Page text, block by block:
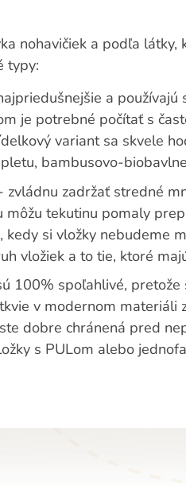
nohavičiek a podľa
typy:
a
je potrebné počítať s
variant sa skvele
bambusovo-
zvládnu zadržať stredné
môžu tekutinu pomaly
kedy si vložky nebudeme
vložiek a to tie, ktoré
100% spoľahlivé,
v modernom materiáli
dobre chránená pred
s PULom alebo